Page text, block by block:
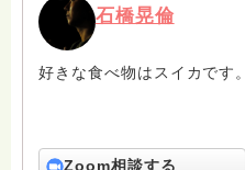
石橋晃倫
好きな食べ物はスイカです。
Zoom相談する